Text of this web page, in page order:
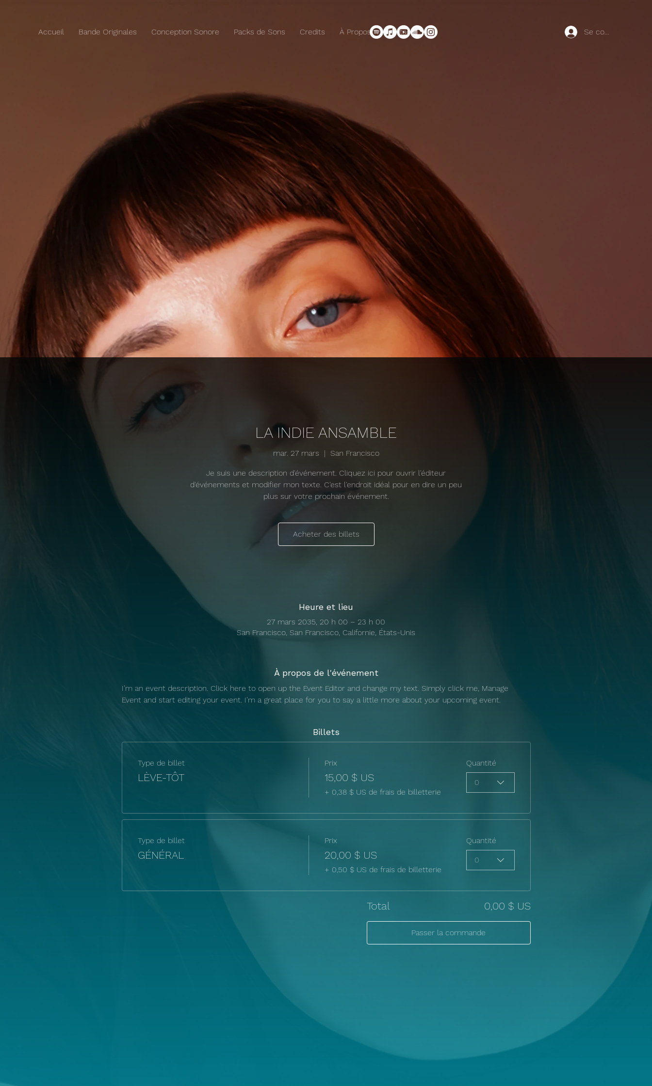
Accueil Bande Originales Conception Sonore Packs de Sons Credits À Propos Contact Se connecter
LA INDIE ANSAMBLE
mar. 27 mars
  |
San Francisco
Je suis une description d'événement. Cliquez ici pour ouvrir l'éditeur
d'événements et modifier mon texte. C'est l'endroit idéal pour en dire un peu
plus sur votre prochain événement.
Acheter des billets
Heure et lieu
27 mars 2035, 20 h 00 – 23 h 00
San Francisco, San Francisco, Californie, États-Unis
À propos de l'événement
I’m an event description. Click here to open up the Event Editor and change my text. Simply click me, Manage
Event and start editing your event. I’m a great place for you to say a little more about your upcoming event.
Billets
Type de billet
LÈVE-TÔT
Prix
15,00 $ US
+ 0,38 $ US de frais de billetterie
Quantité
0
Type de billet
GÉNÉRAL
Prix
20,00 $ US
+ 0,50 $ US de frais de billetterie
Quantité
0
Total 0,00 $ US
Passer la commande